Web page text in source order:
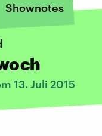
Shownotes
13. Juli 2015